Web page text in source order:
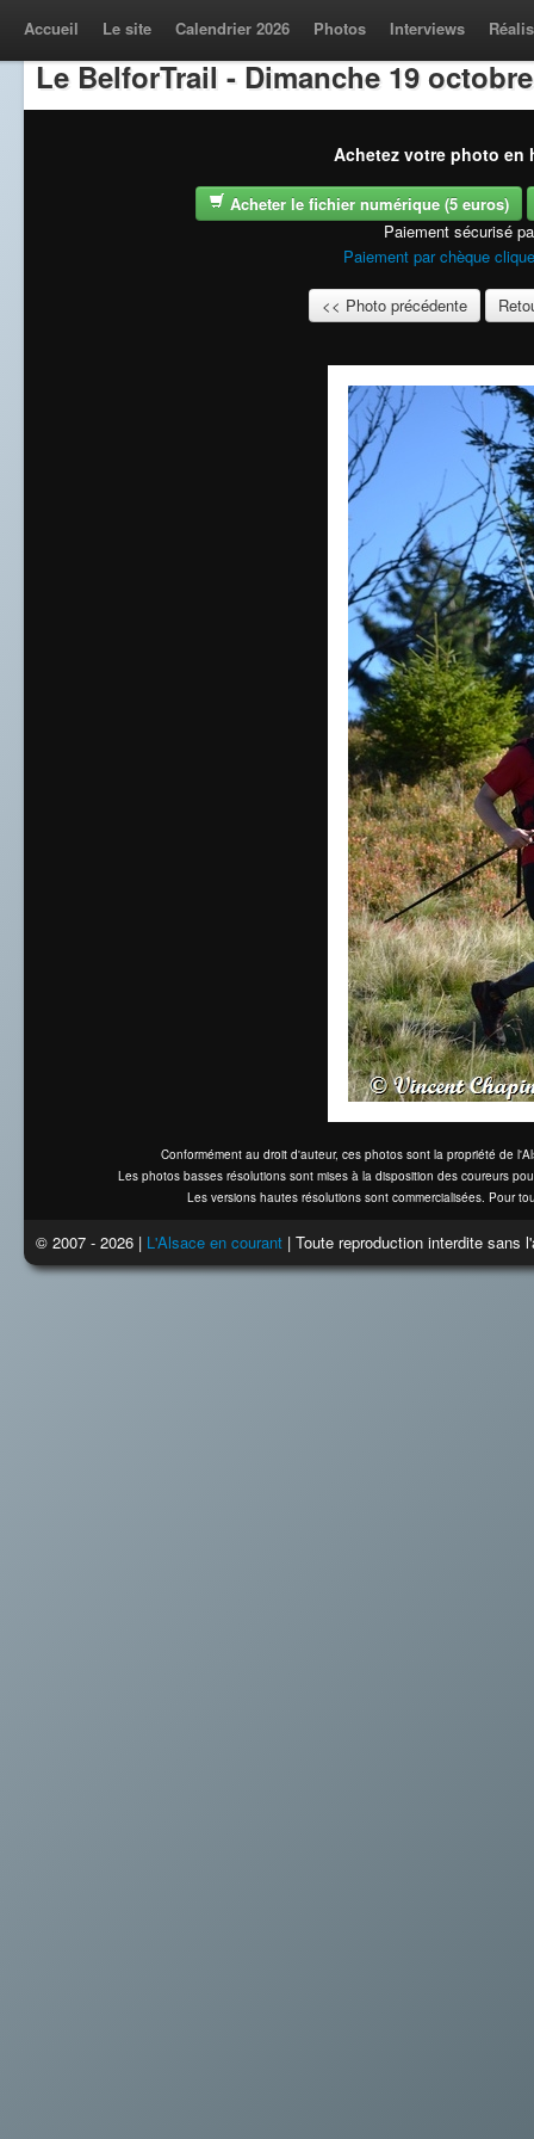
Accueil Le site Calendrier 2026 Photos Interviews
Le BelforTrail - Dimanche 19
Achetez votre photo en
Acheter le fichier numérique (5 euros)
Paiement sécurisé
Paiement par chèque
<< Photo précédente
Conformément au droit d'auteur, ces photos sont la propriété de
Les photos basses résolutions sont mises à la disposition des coureurs
Les versions hautes résolutions sont commercialisées. Pour
© 2007 - 2026 | L'Alsace en courant | Toute reproduction interdite sans